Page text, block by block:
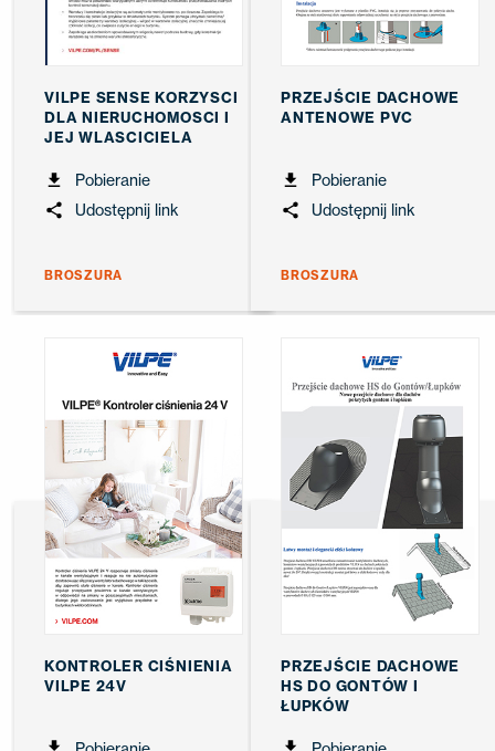
VILPE SENSE KORZYSCI
DLA NIERUCHOMOSCI I
JEJ WLASCICIELA
Pobieranie
Udostępnij link
BROSZURA
PRZEJŚCIE DACHOWE
ANTENOWE PVC
Pobieranie
Udostępnij link
BROSZURA
KONTROLER CIŚNIENIA
VILPE 24V
PRZEJŚCIE DACHOWE
HS DO GONTÓW I
ŁUPKÓW